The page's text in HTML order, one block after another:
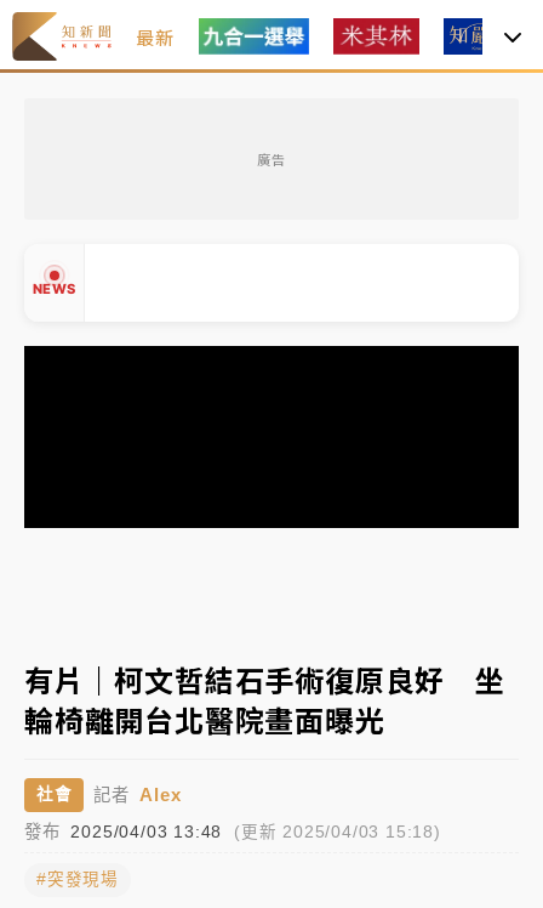
最新
廣告
NEWS
白海豚逼近！新北高灘地停車場下午4時強制拖吊 中午
開放水門周邊紅黃線停車
父親節玩樂園！六福村今明2天「爸爸免費」 遠雄海洋
響最劇烈
開放水門周邊紅黃線停車
父親節玩樂園！六福村今明2天「爸爸免費」 遠雄海洋
中颱白海豚環流掠北海！今明防劇烈降雨 東部高溫飆
38度
有片｜柯文哲結石手術復原良好 坐
輪椅離開台北醫院畫面曝光
社會 記者 Alex
發布 2025/04/03 13:48 (更新 2025/04/03 15:18)
#突發現場